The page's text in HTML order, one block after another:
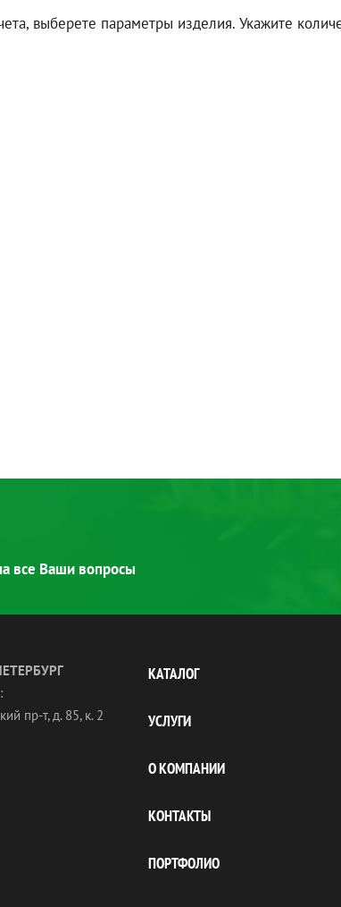
выберете параметры изделия. Укажите
все Ваши вопросы
пр-т, д. 85, к. 2
КАТАЛОГ
УСЛУГИ
О КОМПАНИИ
КОНТАКТЫ
ПОРТФОЛИО